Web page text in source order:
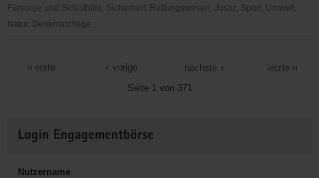
Fürsorge und Selbsthilfe, Sicherheit, Rettungswesen, Justiz, Sport, Umwelt,
Natur, Denkmalpflege
Jugendkreis
Mittweida
erste
vorige
Seite 1 von 371
nächste letzte
Informationen
Login Engagementbörse
Nutzername